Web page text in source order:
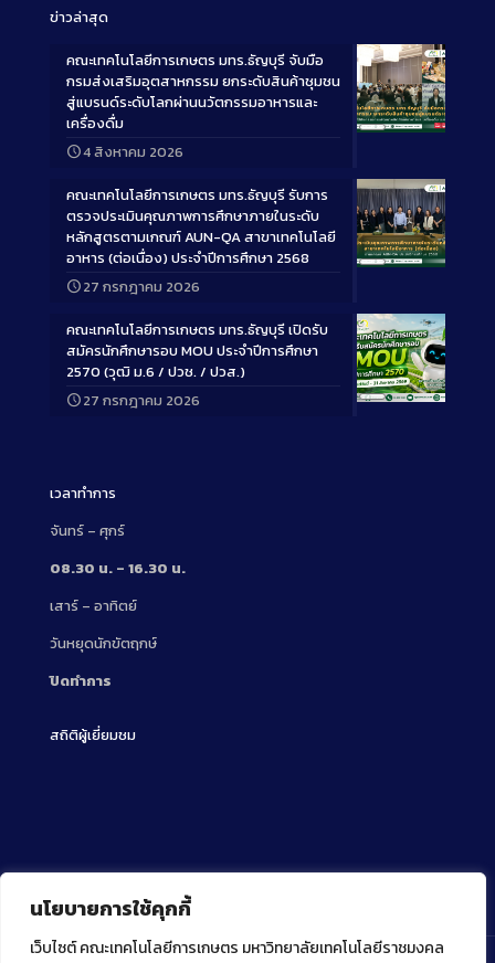
นโยบายการใช้คุกกี้
เว็บไซต์ คณะเทคโนโลยีการเกษตร มหาวิทยาลัยเทคโนโลยีราชมงคล
ข่าวล่าสุด
Long
คณะเทคโนโลยีการเกษตร มทร.ธัญบุรี จับมือ
กรมส่งเสริมอุตสาหกรรม ยกระดับสินค้าชุมชน
สู่แบรนด์ระดับโลกผ่านนวัตกรรมอาหารและ
เครื่องดื่ม
4 สิงหาคม 2026
Long
คณะเทคโนโลยีการเกษตร มทร.ธัญบุรี รับการ
ตรวจประเมินคุณภาพการศึกษาภายในระดับ
หลักสูตรตามเกณฑ์ AUN-QA สาขาเทคโนโลยี
อาหาร (ต่อเนื่อง) ประจำปีการศึกษา 2568
27 กรกฎาคม 2026
Long
คณะเทคโนโลยีการเกษตร มทร.ธัญบุรี เปิดรับ
สมัครนักศึกษารอบ MOU ประจำปีการศึกษา
2570 (วุฒิ ม.6 / ปวช. / ปวส.)
27 กรกฎาคม 2026
เวลาทำการ
จันทร์ – ศุกร์
08.30 น. – 16.30 น.
เสาร์ – อาทิตย์
วันหยุดนักขัตฤกษ์
ปิดทำการ
สถิติผู้เยี่ยมชม